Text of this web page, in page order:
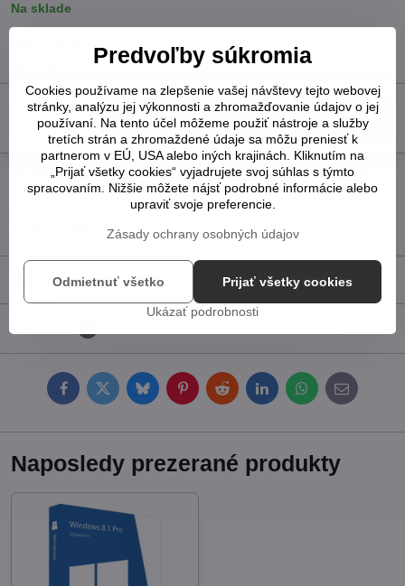
Na sklade
Do košíka
Pridať k Obľúbeným Otázka k produktu
Strážny pes
Doručenia
Microsoft
FacebookTwitterBlueskyPinterestRedditLinkedInWhatsApp
E-
mail
Naposledy prezerané produkty
Predvoľby súkromia
Cookies používame na zlepšenie vašej návštevy tejto webovej
stránky, analýzu jej výkonnosti a zhromažďovanie údajov o jej
používaní. Na tento účel môžeme použiť nástroje a služby
tretích strán a zhromaždené údaje sa môžu preniesť k
partnerom v EÚ, USA alebo iných krajinách. Kliknutím na
„Prijať všetky cookies“ vyjadrujete svoj súhlas s týmto
spracovaním. Nižšie môžete nájsť podrobné informácie alebo
upraviť svoje preferencie.
Zásady ochrany osobných údajov
Ukázať podrobnosti
Prijať všetky cookies
Odmietnuť všetko